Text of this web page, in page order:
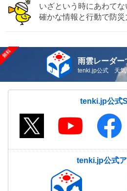
いざという時にあわてな
確かな情報と行動で防災
雨雲レーダー
tenki.jp公式 天気
tenki.jp公式
tenki.jp公式ア